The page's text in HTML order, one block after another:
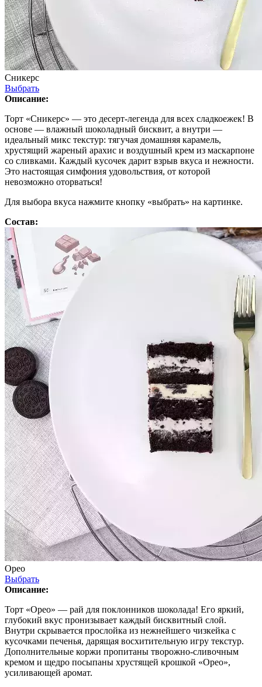
Сникерс
Выбрать
Описание:
Торт «Сникерс» — это десерт-легенда для всех сладкоежек! В
основе — влажный шоколадный бисквит, а внутри —
идеальный микс текстур: тягучая домашняя карамель,
хрустящий жареный арахис и воздушный крем из маскарпоне
со сливками. Каждый кусочек дарит взрыв вкуса и нежности.
Это настоящая симфония удовольствия, от которой
невозможно оторваться!
Для выбора вкуса нажмите кнопку «выбрать» на картинке.
Состав:
Орео
Выбрать
Описание:
Торт «Орео» — рай для поклонников шоколада! Его яркий,
глубокий вкус пронизывает каждый бисквитный слой.
Внутри скрывается прослойка из нежнейшего чизкейка с
кусочками печенья, дарящая восхитительную игру текстур.
Дополнительные коржи пропитаны творожно-сливочным
кремом и щедро посыпаны хрустящей крошкой «Орео»,
усиливающей аромат.